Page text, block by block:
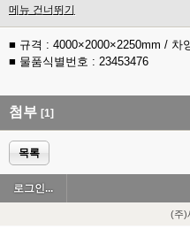
메뉴 건너뛰기
■ 규격 : 4000×2000×2250mm / 차
■ 물품식별번호 : 23453476
첨부 [1]
목록
로그인...
(주)